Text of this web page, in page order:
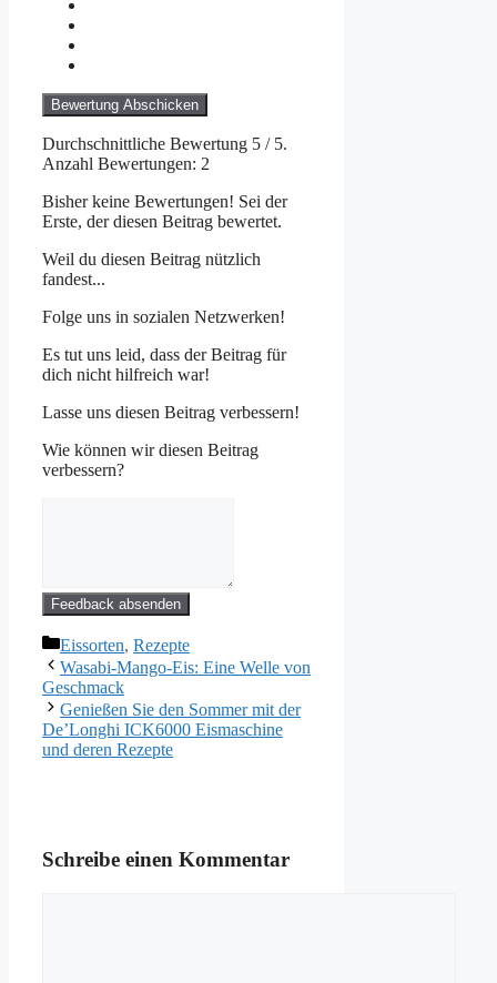
Bewertung Abschicken
Durchschnittliche Bewertung 5 / 5.
Anzahl Bewertungen: 2
Bisher keine Bewertungen! Sei der
Erste, der diesen Beitrag bewertet.
Weil du diesen Beitrag nützlich
fandest...
Folge uns in sozialen Netzwerken!
Es tut uns leid, dass der Beitrag für
dich nicht hilfreich war!
Lasse uns diesen Beitrag verbessern!
Wie können wir diesen Beitrag
verbessern?
Feedback absenden
Kategorien
Eissorten, Rezepte
Wasabi-Mango-Eis: Eine Welle von
Geschmack
Genießen Sie den Sommer mit der
De’Longhi ICK6000 Eismaschine
und deren Rezepte
Schreibe einen Kommentar